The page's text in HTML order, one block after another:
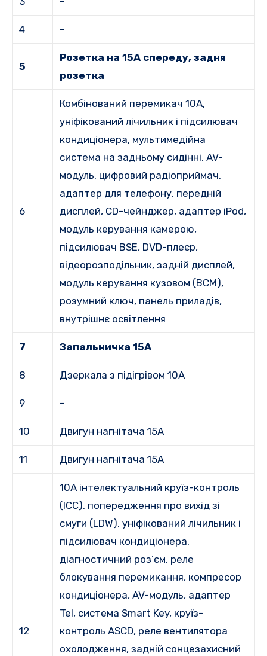
4 –
5
Розетка на 15А спереду, задня
розетка
6
Комбінований перемикач 10А,
уніфікований лічильник і підсилювач
кондиціонера, мультимедійна
система на задньому сидінні, AV-
модуль, цифровий радіоприймач,
адаптер для телефону, передній
дисплей, CD-чейнджер, адаптер iPod,
модуль керування камерою,
підсилювач BSE, DVD-плеєр,
відеорозподільник, задній дисплей,
модуль керування кузовом (BCM),
розумний ключ, панель приладів,
внутрішнє освітлення
7 Запальничка 15A
8 Дзеркала з підігрівом 10A
9 –
10 Двигун нагнітача 15А
11 Двигун нагнітача 15А
12
10A інтелектуальний круїз-контроль
(ICC), попередження про вихід зі
смуги (LDW), уніфікований лічильник і
підсилювач кондиціонера,
діагностичний роз’єм, реле
блокування перемикання, компресор
кондиціонера, AV-модуль, адаптер
Tel, система Smart Key, круїз-
контроль ASCD, реле вентилятора
охолодження, задній сонцезахисний